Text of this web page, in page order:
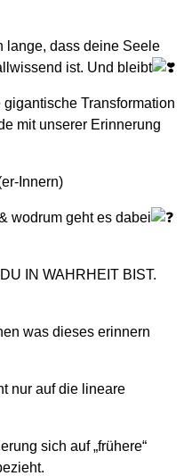
lange, dass deine Seele
ist. Und bleibt
Transformation
mit unserer Erinnerung
Innern)
wodrum geht es dabei
IN WAHRHEIT BIST.
was dieses erinnern
nur auf die lineare
sich auf „frühere“